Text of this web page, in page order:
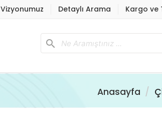
Vizyonumuz Detaylı Arama Kargo ve
search
Anasayfa